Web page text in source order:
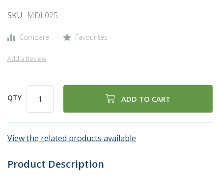
images
SKU MDL025
Compare Favourites
Add a Review
QTY ADD TO CART
View the related products available
Product Description